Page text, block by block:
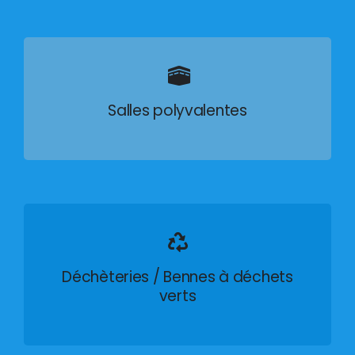
Salles polyvalentes
Déchèteries / Bennes à déchets
verts